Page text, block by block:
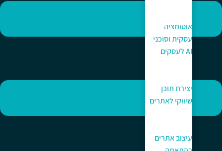
אוטומציה
עסקית וסוכני
AI לעסקים
יצירת תוכן
שיווקי לאתרים
עיצוב אתרים